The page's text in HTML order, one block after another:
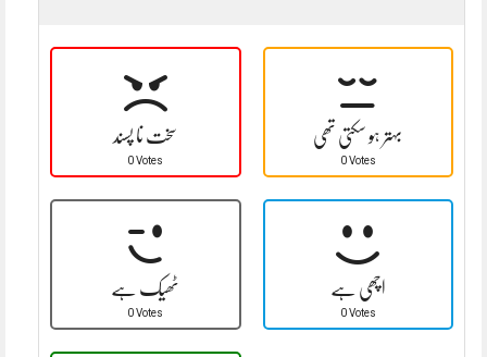
سخت نا پسند
0 Votes
بہتر ہو سکتی تھی
0 Votes
ٹھیک ہے
0 Votes
اچھی ہے
0 Votes